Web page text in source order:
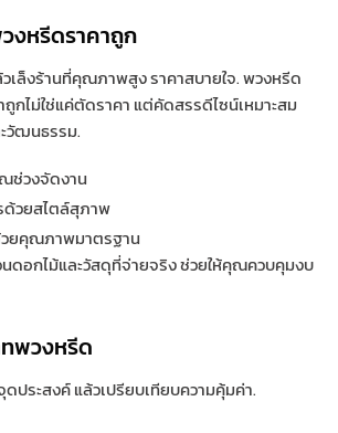
งหรีดราคาถูก
เล็งร้านที่คุณภาพสูง ราคาสบายใจ. พวงหรีด
กไม่ใช่แค่ตัดราคา แต่คัดสรรดีไซน์เหมาะสม
วัฒนธรรม.
ช่วงจัดงาน
วยสไตล์สุภาพ
ยคุณภาพมาตรฐาน
ดอกไม้และวัสดุที่จ่ายจริง ช่วยให้คุณควบคุมงบ
พวงหรีด
ประสงค์ แล้วเปรียบเทียบความคุ้มค่า.